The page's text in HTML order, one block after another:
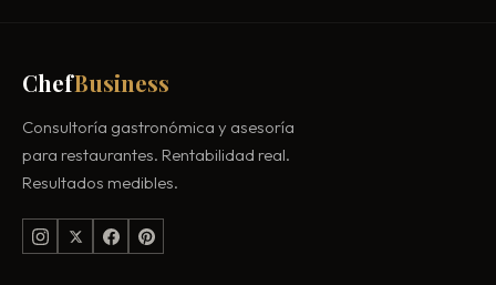
ChefBusiness
Consultoría gastronómica y asesoría
para restaurantes. Rentabilidad real.
Resultados medibles.